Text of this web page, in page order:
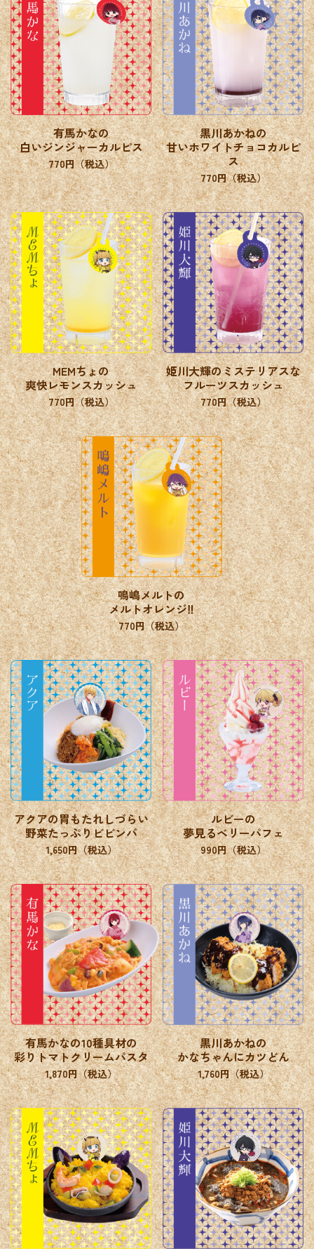
有馬かなの
白いジンジャーカルピス
770円（税込）
黒川あかねの
甘いホワイトチョコカルピ
ス
770円（税込）
MEMちょの
爽快レモンスカッシュ
770円（税込）
姫川大輝のミステリアスな
フルーツスカッシュ
770円（税込）
鳴嶋メルトの
メルトオレンジ‼
770円（税込）
アクアの胃もたれしづらい
野菜たっぷりビビンバ
1,650円（税込）
ルビーの
夢見るベリーパフェ
990円（税込）
有馬かなの10種具材の
彩りトマトクリームパスタ
1,870円（税込）
黒川あかねの
かなちゃんにカツどん
1,760円（税込）